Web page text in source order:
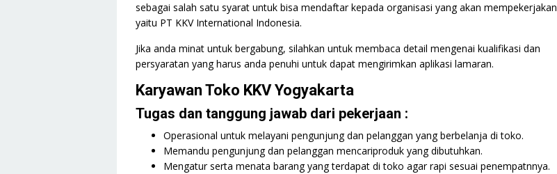
sebagai salah satu syarat untuk bisa mendaftar kepada organisasi yang akan mempekerjakan
yaitu PT KKV International Indonesia.
Jika anda minat untuk bergabung, silahkan untuk membaca detail mengenai kualifikasi dan
persyaratan yang harus anda penuhi untuk dapat mengirimkan aplikasi lamaran.
Karyawan Toko KKV Yogyakarta
Tugas dan tanggung jawab dari pekerjaan :
Operasional untuk melayani pengunjung dan pelanggan yang berbelanja di toko.
Memandu pengunjung dan pelanggan mencariproduk yang dibutuhkan.
Mengatur serta menata barang yang terdapat di toko agar rapi sesuai penempatnnya.